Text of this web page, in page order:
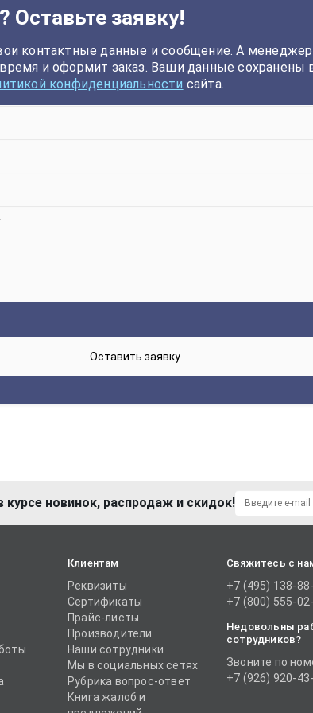
Оставьте заявку!
контактные данные и сообщение. А
и оформит заказ. Ваши данные сохранены
конфиденциальности сайта.
новинок, распродаж и скидок!
Клиентам
Реквизиты
Сертификаты
Прайс-листы
Производители
Наши сотрудники
Мы в социальных сетях
Рубрика вопрос-ответ
Книга жалоб и
Свяжитесь с
+7 (495) 138-
+7 (800) 555-
Недовольны
сотрудников?
Звоните по
+7 (926) 920-